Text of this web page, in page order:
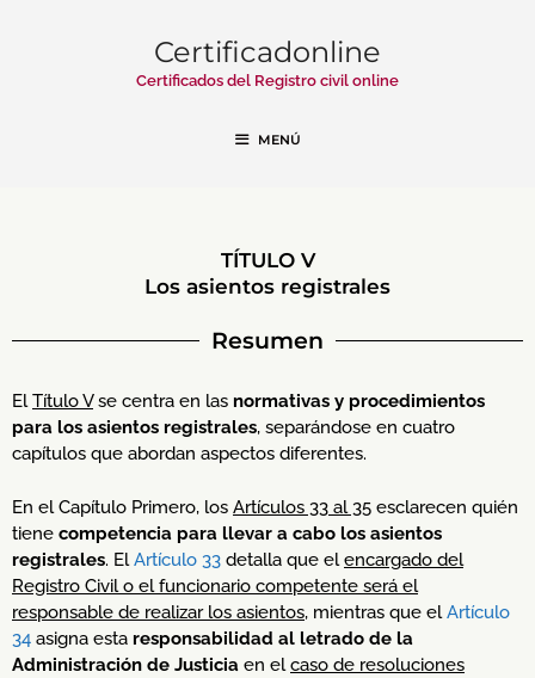
Certificadonline
Certificados del Registro civil online
MENÚ
TÍTULO V
Los asientos registrales
Resumen
ElTítulo Vse centra en las normativas y procedimientos
para los asientos registrales, separándose en cuatro
capítulos que abordan aspectos diferentes.
En el Capítulo Primero, los Artículos 33 al 35 esclarecen quién
tiene competencia para llevar a cabo los asientos
registrales. El Artículo 33 detalla que el encargado del
Registro Civil o el funcionario competente será el
responsable de realizar los asientos, mientras que el Artículo
34 asigna esta responsabilidad al letrado de la
Administración de Justicia en el caso de resoluciones